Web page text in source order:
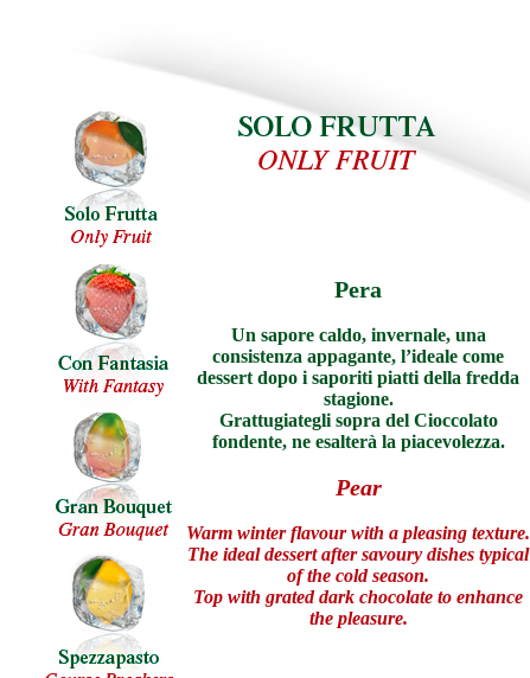
Pera
Un sapore caldo, invernale, una
consistenza appagante, l’ideale come
dessert dopo i saporiti piatti della fredda
stagione.
Grattugiategli sopra del Cioccolato
fondente, ne esalterà la piacevolezza.
Pear
Warm winter flavour with a pleasing texture.
The ideal dessert after savoury dishes typical
of the cold season.
Top with grated dark chocolate to enhance
the pleasure.